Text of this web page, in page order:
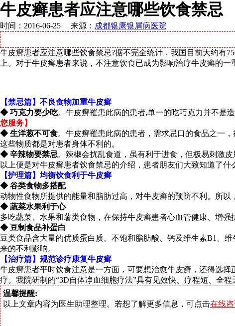
牛皮癣患者应注意哪些饮食禁忌
时间：2016-06-25 来源： 成都银康银屑病医院
牛皮癣患者应注意哪些饮食禁忌?据不完全统计，我国目前大约有
上。对于牛皮癣患者来说，不注意饮食已成为影响治疗牛皮癣的
【禁忌篇】不良食物加重牛皮癣
◆ 巧克力要少吃。牛皮癣罹患此病的患者,单一的吃巧克力并不是
您服务】
◆ 生洋葱不可食。牛皮癣罹患此病的患者，需求忌口的食品之一
这些物质都是对患者身体不利的。
◆ 辛辣物要禁忌。辣椒会扰乱食道，虽有利于进食，但极易刺激
以上便是对牛皮癣患者饮食禁忌的介绍，患者朋友们大致知道了
【护理篇】均衡饮食利于牛皮癣
◆ 谷类食物多搭配
动物性食物所提供的能量和脂肪过高，对牛皮癣的预防不利。所以
◆ 蔬菜水果利于心
多吃蔬菜、水果和薯类食物，在保持牛皮癣患者心血管健康、增
◆ 豆制食品补蛋白
豆类食品含大量的优质蛋白质、不饱和脂肪酸、钙及维生素B1、
来的不利影响。
【治疗篇】规范诊疗康复牛皮癣
牛皮癣患者平时饮食注意是一方面，可要想治愈牛皮癣，还得选
疗。我院研制的“3D自体净血细胞疗法”具有见效快、疗程短、全
温馨提醒:
以上文章内容为医生助理整理。若想了解更多信息，可点击在线